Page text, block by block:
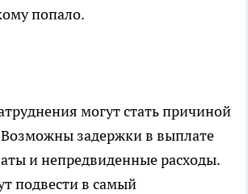
попало.
могут стать причиной
Возможны задержки в выплате
и непредвиденные расходы.
подвести в самый